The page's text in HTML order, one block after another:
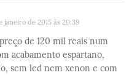
janeiro de 2015 às 20:39
de 120 mil reais num
acabamento espartano,
sem led nem xenon e com